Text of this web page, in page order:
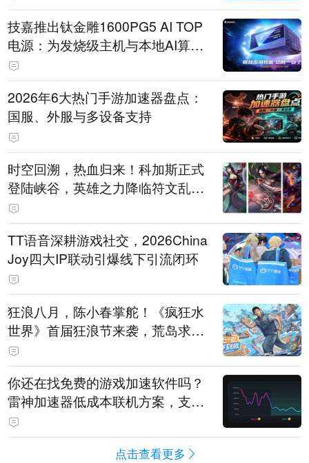
技嘉推出钛金雕1600PG5 AI TOP
电源：为发烧级主机与本地AI算力
打造旗舰供电方案
2026年6大热门手游加速器盘点：
国服、外服与多设备支持
时空回溯，热血归来！科加斯正式
登陆峡谷，英雄之力降临符文乱
斗！
TT语音深耕游戏社交，2026China
Joy四大IP联动引爆线下引流闭环
狂浪八月，陈小春掌舵！《疯狂水
世界》首届狂浪节来袭，荒岛求生
直播即将开启
你还在找免费的游戏加速软件吗？
雷神加速器低成本联机方案，支持
免费试用
点击查看更多